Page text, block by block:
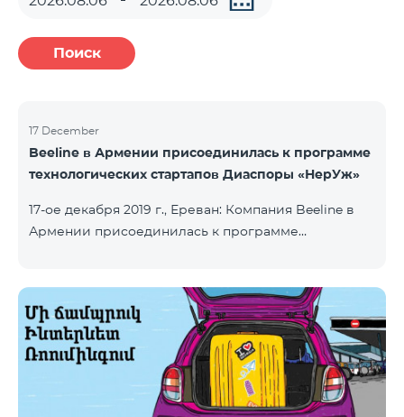
Поиск
17 December
Beeline в Армении присоединилась к программе
технологических стартапов Диаспоры «НерУж»
17-ое декабря 2019 г., Ереван: Компания Beeline в
Армении присоединилась к программе
высокотехнологичной промышленности РА и
офисом главного комиссара по делам диаспоры
РА. Основная цель программы - привлечение
талантливых предпринимателей, инженеров из
диаспоры, стимулирование репатриации, а также
развитие стартап-экосистемы в Армении.